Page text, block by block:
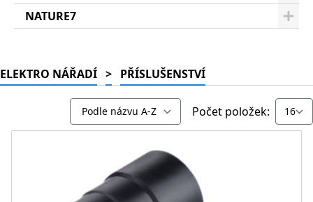
NATURE7
ELEKTRO NÁŘADÍ > PŘÍSLUŠENSTVÍ
Počet položek: